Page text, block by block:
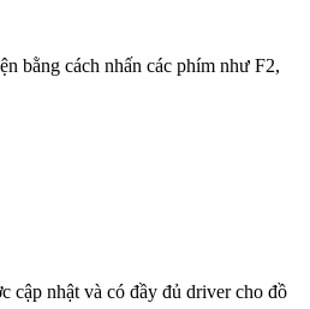
bằng cách nhấn các phím như F2,
cập nhật và có đầy đủ driver cho đồ